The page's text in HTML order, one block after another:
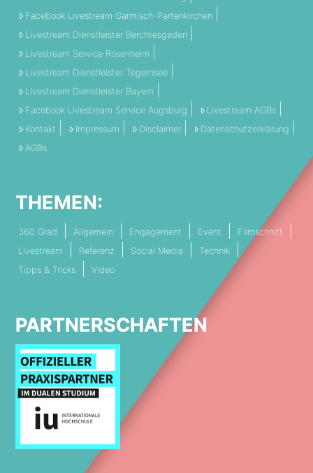
Facebook Livestream Garmisch-Partenkirchen
Livestream Dienstleister Berchtesgaden
Livestream Service Rosenheim
Livestream Dienstleister Tegernsee
Livestream Dienstleister Bayern
Facebook Livestream Service Augsburg
Livestream AGBs
Kontakt
Impressum Disclaimer
Datenschutzerklärung
AGBs
THEMEN:
360 Grad Allgemein Engagement Event
Filmschnitt
Livestream
Referenz Social Media
Technik
Tipps & Tricks
Video
PARTNERSCHAFTEN